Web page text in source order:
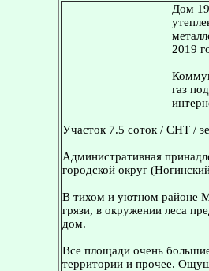
Дом
2019
газ
Участок 7.5 соток / СНТ /
Административная
городской округ
В тихом и уютном районе
грязи, в окружении леса
дом.
Все площади очень
территории и прочее.